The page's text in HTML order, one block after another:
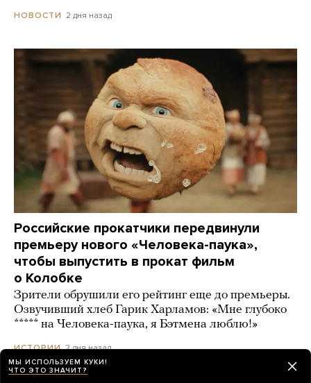
НОВОСТИ 2 дня назад
Российские прокатчики передвинули
премьеру нового «Человека-паука»,
чтобы выпустить в прокат фильм
о Колобке
Зрители обрушили его рейтинг еще до премьеры.
Озвучивший хлеб Гарик Харламов: «Мне глубоко
***** на Человека-паука, я Бэтмена люблю!»
ИСТОРИИ 2 дня назад
МЫ ИСПОЛЬЗУЕМ КУКИ!
ЧТО ЭТО ЗНАЧИТ?